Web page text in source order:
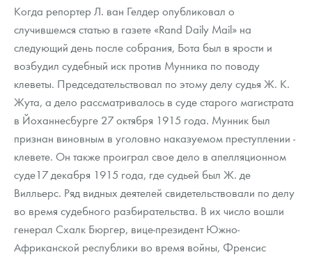
Когда репортер Л. ван Гелдер опубликовал о
случившемся статью в газете «Rand Daily Mail» на
следующий день после собрания, Бота был в ярости и
возбудил судебный иск против Мунника по поводу
клеветы. Председательствовал по этому делу судья Ж. К.
Жута, а дело рассматривалось в суде старого магистрата
в Йоханнесбурге 27 октября 1915 года. Мунник был
признан виновным в уголовно наказуемом преступлении -
клевете. Он также проиграл свое дело в апелляционном
суде17 декабря 1915 года, где судьей был Ж. де
Вилльерс. Ряд видных деятелей свидетельствовали по делу
во время судебного разбирательства. В их число вошли
генерал Схалк Бюргер, вице-президент Южно-
Африканской республики во время войны, Френсис